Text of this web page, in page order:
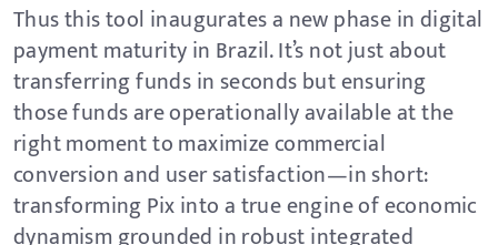
Thus this tool inaugurates a new phase in digital
payment maturity in Brazil. It’s not just about
transferring funds in seconds but ensuring
those funds are operationally available at the
right moment to maximize commercial
conversion and user satisfaction—in short:
transforming Pix into a true engine of economic
dynamism grounded in robust integrated